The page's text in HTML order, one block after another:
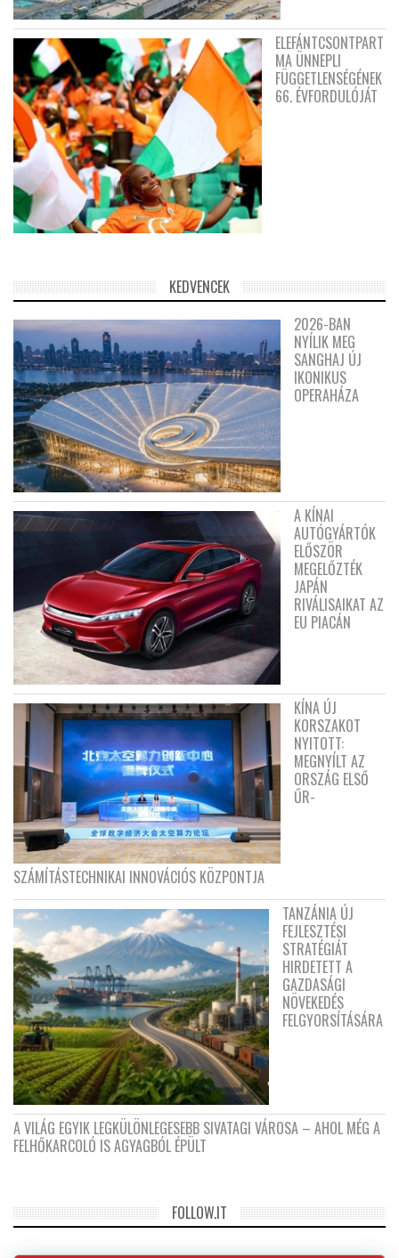
ELEFÁNTCSONTPART
MA ÜNNEPLI
FÜGGETLENSÉGÉNEK
66. ÉVFORDULÓJÁT
KEDVENCEK
2026-BAN
NYÍLIK MEG
SANGHAJ ÚJ
IKONIKUS
OPERAHÁZA
A KÍNAI
AUTÓGYÁRTÓK
ELŐSZÖR
MEGELŐZTÉK
JAPÁN
RIVÁLISAIKAT AZ
EU PIACÁN
KÍNA ÚJ
KORSZAKOT
NYITOTT:
MEGNYÍLT AZ
ORSZÁG ELSŐ
ŰR-
SZÁMÍTÁSTECHNIKAI INNOVÁCIÓS KÖZPONTJA
TANZÁNIA ÚJ
FEJLESZTÉSI
STRATÉGIÁT
HIRDETETT A
GAZDASÁGI
NÖVEKEDÉS
FELGYORSÍTÁSÁRA
A VILÁG EGYIK LEGKÜLÖNLEGESEBB SIVATAGI VÁROSA – AHOL MÉG A
FELHŐKARCOLÓ IS AGYAGBÓL ÉPÜLT
FOLLOW.IT